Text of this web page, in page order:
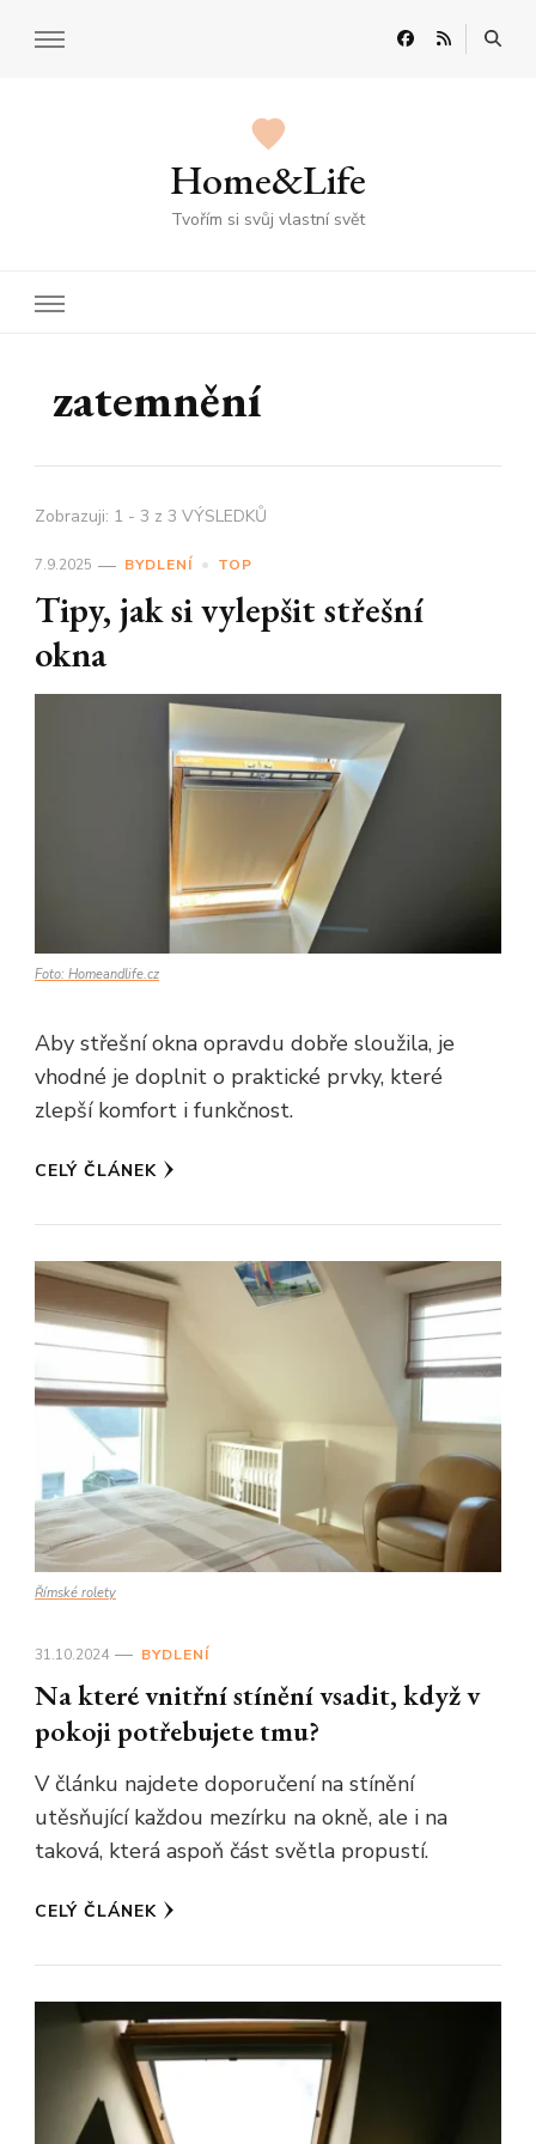
Home&Life
Tvořím si svůj vlastní svět
zatemnění
Zobrazuji: 1 - 3 z 3 VÝSLEDKŮ
7.9.2025 BYDLENÍ TOP
Tipy, jak si vylepšit střešní
okna
Foto: Homeandlife.cz
Aby střešní okna opravdu dobře sloužila, je
vhodné je doplnit o praktické prvky, které
zlepší komfort i funkčnost.
CELÝ ČLÁNEK
Římské rolety
31.10.2024 BYDLENÍ
Na které vnitřní stínění vsadit, když v
pokoji potřebujete tmu?
V článku najdete doporučení na stínění
utěsňující každou mezírku na okně, ale i na
taková, která aspoň část světla propustí.
CELÝ ČLÁNEK